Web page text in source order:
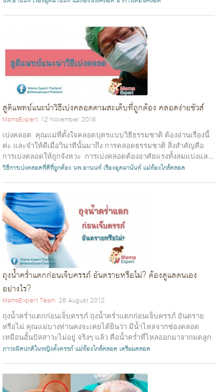
สูติแพทย์แนะนำวิธีเบ่งคลอดตามสะเต็บที่ถูกต้อง คลอดง่ายชัวส์
MamaExpert 12 November 2016
เบ่งคลอด คุณแม่ที่ตั้งใจคลอดบุตรแบบวิธีธรรมชาติ ต้องอ่านเรื่องนี้
ค่ะ และจำให้ดีเมื่อวินาทีนั้นมาถึง การคลอดธรรมชาติ สิ่งสำคัญคือ
การเบ่งคลอดให้ถูกจังหวะ การเบ่งคลอดต้องอาศัยแรงทั้งลมแบ่งแล...
วิธีการเบ่งคลอดที่ดีที่ถูกต้องนพ.อานนท์ เรืองอุตมานันท์ แม่ท้องใกล้คลอด
ถุงน้ำคร่ำแตกก่อนเจ็บครรภ์ อันตรายหรือไม่? ต้องดูแลตนเอง
อย่างไร?
MamaExpert Team 26 August 2012
ถุงน้ำคร่ำแตกก่อนเจ็บครรภ์ ถุงน้ำคร่ำแตกก่อนเจ็บครรภ์ อันตราย
หรือไม่ คุณแม่บางท่านคงจะเคยได้ยินว่า มีน้ำไหลจากช่องคลอด
เหมือนอั้นปัสสาวะไม่อยู่ จริงๆ แล้ว คือน้ำคร่ำที่ไหลออกมาจากมดลูก
นั่นเองค่ะน้ำคร่...
ภาวะผิดปกติในหญิงตั้งครรภ์ แม่ท้องใกล้คลอด เตรียมคลอด